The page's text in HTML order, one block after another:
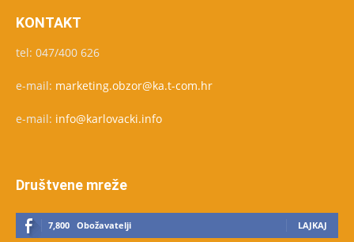
KONTAKT
tel: 047/400 626
e-mail: marketing.obzor@ka.t-com.hr
e-mail: info@karlovacki.info
Društvene mreže
7,800 Obožavatelji LAJKAJ